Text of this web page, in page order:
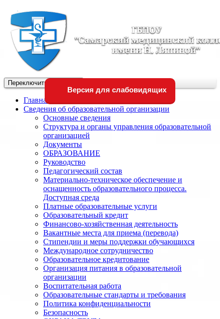
Версия для слабовидящих
Переключить навигации
Главная
Сведения об образовательной организации
Основные сведения
Структура и органы управления образовательной
организацией
Документы
ОБРАЗОВАНИЕ
Руководство
Педагогический состав
Материально-техническое обеспечение и
оснащенность образовательного процесса.
Доступная среда
Платные образовательные услуги
Образовательный кредит
Финансово-хозяйственная деятельность
Вакантные места для приема (перевода)
Стипендии и меры поддержки обучающихся
Международное сотрудничество
Образовательное кредитование
Организация питания в образовательной
организации
Воспитательная работа
Образовательные стандарты и требования
Политика конфиденциальности
Безопасность